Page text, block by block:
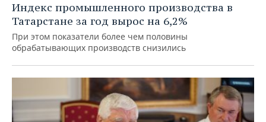
Индекс промышленного производства в
Татарстане за год вырос на 6,2%
При этом показатели более чем половины
обрабатывающих производств снизились